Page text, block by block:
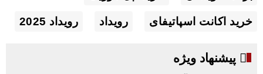
خرید اکانت اسپاتیفای رویداد رویداد 2025
پیشنهاد ویژه